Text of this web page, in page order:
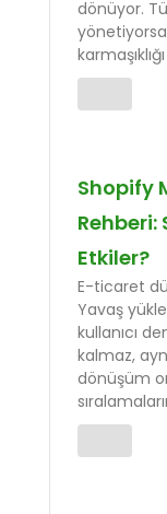
dönüyor.
Shopify
Rehberi:
Etkiler?
E-ticaret
Yavaş
kullanıcı
kalmaz,
dönüşüm